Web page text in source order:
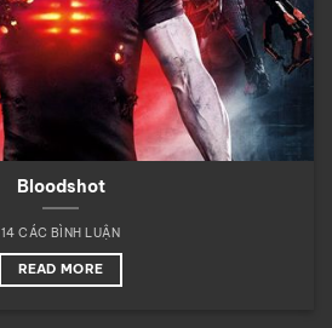
Bloodshot
14 CÁC BÌNH LUẬN
READ MORE